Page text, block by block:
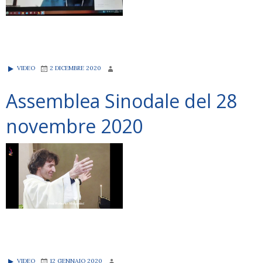
VIDEO 2 DICEMBRE 2020
Assemblea Sinodale del 28
novembre 2020
VIDEO 12 GENNAIO 2020